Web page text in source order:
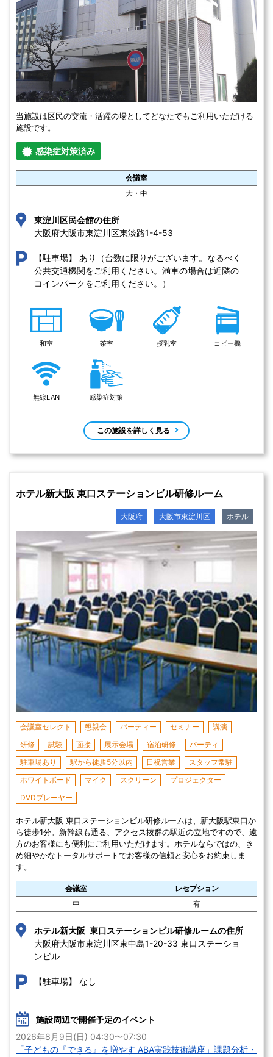
当施設は区民の交流・活躍の場としてどなたでもご利用いただける
施設です。
感染症対策済み
会議室
大・中
東淀川区民会館の住所
大阪府大阪市東淀川区東淡路1-4-53
【駐車場】
あり（台数に限りがございます。なるべく
公共交通機関をご利用ください。満車の場合は近隣の
コインパークをご利用ください。）
和室 茶室 授乳室 コピー機
無線LAN 感染症対策
この施設を詳しく見る
ホテル新大阪 東口ステーションビル研修ルーム
大阪府 大阪市東淀川区 ホテル
会議室セレクト 懇親会 パーティー セミナー
講演
研修
試験 面接 展示会場 宿泊研修
パーティ
駐車場あり
駅から徒歩5分以内 日祝営業
スタッフ常駐
ホワイトボード
マイク スクリーン
プロジェクター
DVDプレーヤー
ホテル新大阪 東口ステーションビル研修ルームは、新大阪駅東口か
ら徒歩1分。新幹線も通る、アクセス抜群の駅近の立地ですので、遠
方のお客様にも便利にご利用いただけます。ホテルならではの、き
め細やかなトータルサポートでお客様の信頼と安心をお約束しま
す。
会議室
レセプション
中
有
ホテル新大阪 東口ステーションビル研修ルームの住所
大阪府大阪市東淀川区東中島1-20-33 東口ステーショ
ンビル
【駐車場】 なし
施設周辺で開催予定のイベント
2026年8月9日(日) 04:30〜07:30
「子どもの『できる』を増やす ABA実践技術講座」課題分析・